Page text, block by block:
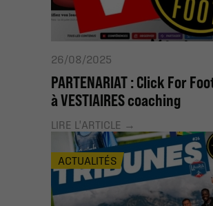
26/08/2025
PARTENARIAT : Click For
à VESTIAIRES coaching
LIRE L'ARTICLE
ACTUALITÉS